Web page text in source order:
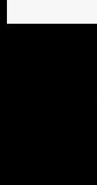
사진처럼 여러개의